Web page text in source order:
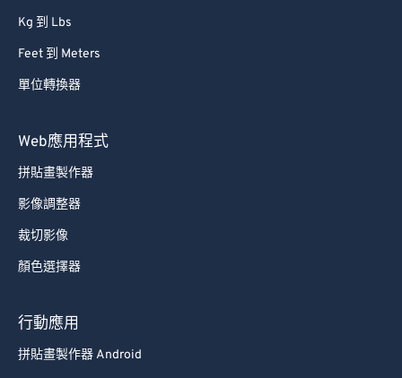
Kg 到 Lbs
Feet 到 Meters
單位轉換器
Web應用程式
拼貼畫製作器
影像調整器
裁切影像
顏色選擇器
行動應用
拼貼畫製作器 Android